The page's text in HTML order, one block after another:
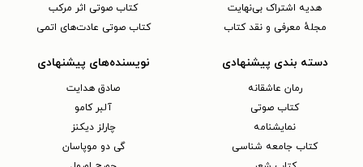
هدیه اشتراک بی‌نهایت
مجلهٔ معرفی و نقد کتاب
کتاب صوتی اثر مرکب
کتاب صوتی عادت‌های اتمی
دسته بندی پیشنهادی
رمان عاشقانه
کتاب‌ صوتی
نمایشنامه
کتاب جامعه شناسی
نویسنده‌های پیشنهادی
صادق هدایت
آلبر کامو
چارلز دیکنز
گی دو موپاسان